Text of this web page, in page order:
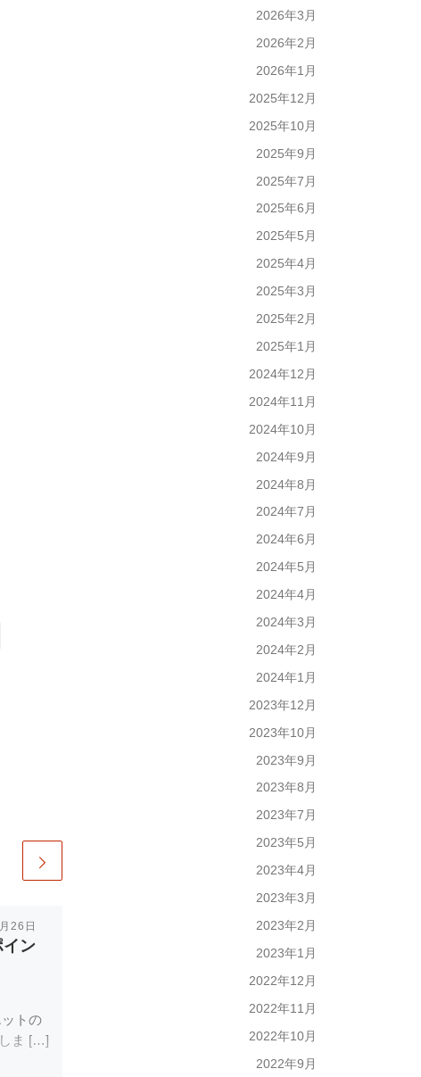
26日
イン
トの
ま […]
Published
メンタルトレーニン
メンタルトレーニングと
はメンタル＝精神を強化
[…]
2026年3月
2026年2月
2026年1月
2025年12月
2025年10月
2025年9月
2025年7月
2025年6月
2025年5月
2025年4月
2025年3月
2025年2月
2025年1月
2024年12月
2024年11月
2024年10月
2024年9月
2024年8月
2024年7月
2024年6月
2024年5月
2024年4月
2024年3月
2024年2月
2024年1月
2023年12月
2023年10月
2023年9月
2023年8月
2023年7月
2023年5月
2023年4月
2023年3月
2023年2月
2023年1月
2022年12月
2022年11月
2022年10月
2022年9月